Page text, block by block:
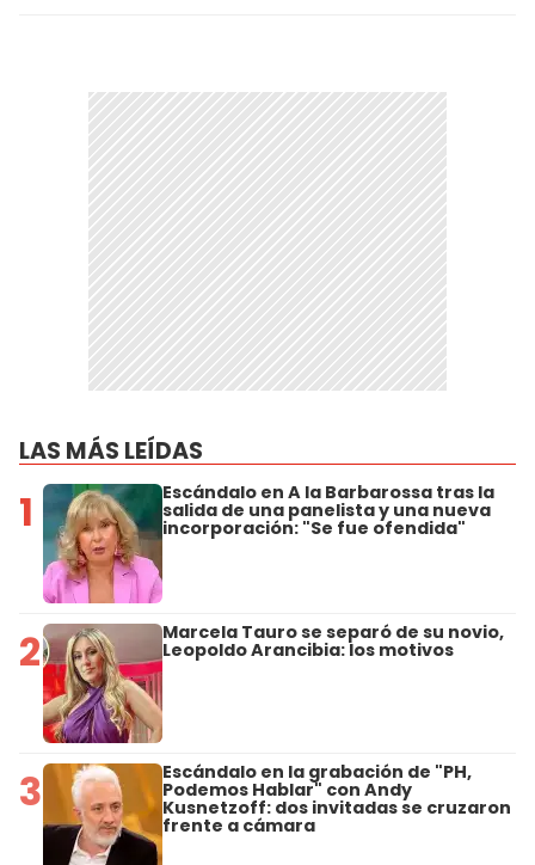
LAS MÁS LEÍDAS
1 Escándalo en A la Barbarossa tras la
salida de una panelista y una nueva
incorporación: "Se fue ofendida"
2 Marcela Tauro se separó de su novio,
Leopoldo Arancibia: los motivos
3 Escándalo en la grabación de "PH,
Podemos Hablar" con Andy
Kusnetzoff: dos invitadas se cruzaron
frente a cámara